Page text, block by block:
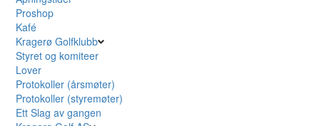
Proshop
Kafé
Kragerø Golfklubb
Styret og komiteer
Lover
Protokoller (årsmøter)
Protokoller (styremøter)
Ett Slag av gangen